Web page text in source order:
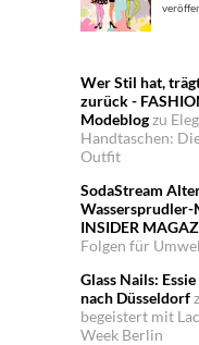
Wer Stil hat,
zurück -
Modeblogzu
Handtaschen:
Outfit
SodaStream
INSIDER
Folgen für
Glass Nails:
nach Düsseldorf
begeistert mit
Week Berlin